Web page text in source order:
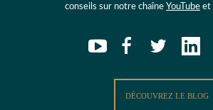
conseils sur notre chaîne YouTube et
DÉCOUVREZ LE BLOG